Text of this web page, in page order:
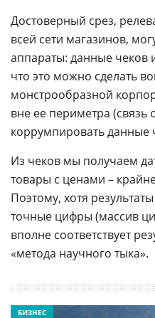
Достоверный срез,
всей сети магазинов,
аппараты: данные чеков
что это можно сделать
монстрообразной
вне ее периметра (связь
коррумпировать данные
Из чеков мы получаем
товары с ценами –
Поэтому, хотя
точные цифры (массив
вполне соответствует
«метода научного тыка».
БИЗНЕС